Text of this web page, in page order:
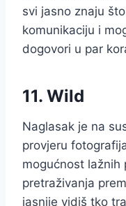
svi jasno znaju
komunikaciju i
dogovori u par
11. Wild
Naglasak je na
provjeru
mogućnost lažnih
pretraživanja
jasnije vidiš tko